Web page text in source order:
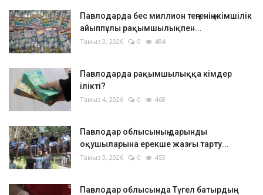
Павлодарда бес миллион теңгенің әкімшілік
айыппұлы рақымшылықпен...
Тамыз 3, 2026 0 484
Павлодарда рақымшылыққа кімдер
ілікті?
Тамыз 4, 2026 0 468
Павлодар облысының дарынды
оқушыларына ерекше жазғы тарту...
Тамыз 3, 2026 0 453
Павлодар облысында Түгел батырдың